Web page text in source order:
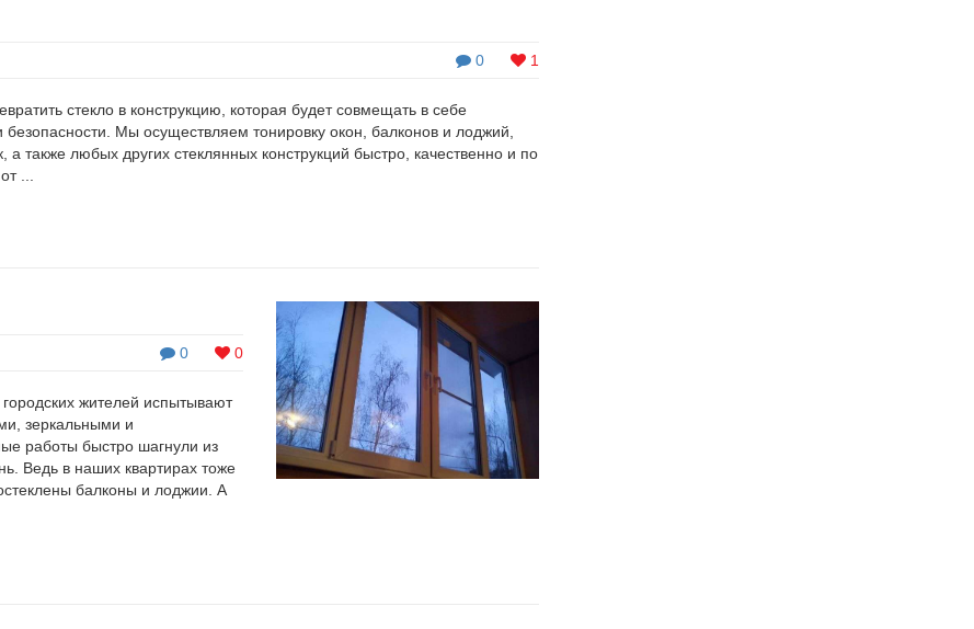
0 1
стекло в конструкцию, которая будет совмещать в себе
Мы осуществляем тонировку окон, балконов и лоджий,
также любых других стеклянных конструкций быстро, качественно и по
...
0 0
жителей испытывают
зеркальными и
работы быстро шагнули из
Ведь в наших квартирах тоже
балконы и лоджии. А